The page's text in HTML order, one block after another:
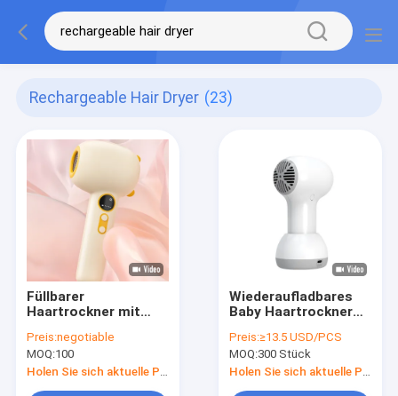
Rechargeable Hair Dryer (23)
Füllbarer
Haartrockner mit
Temperaturen, der
die Haut des Babys
schützt und die
Batterie lang hält
Preis:negotiable
MOQ:100
Wiederaufladbares
Baby Haartrockner
Tragbares
Geräuscharmes
Batterie-Luftbläser
Preis:≥13.5 USD/PCS
MOQ:300 Stück